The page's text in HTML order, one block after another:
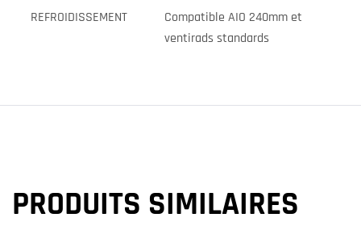
REFROIDISSEMENT
Compatible AIO 240mm et
ventirads standards
PRODUITS SIMILAIRES